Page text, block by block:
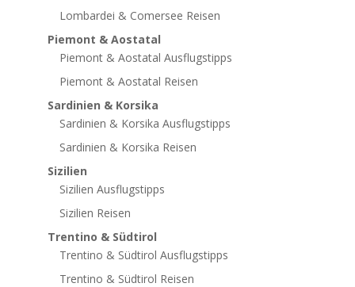
Lombardei & Comersee Reisen
Piemont & Aostatal
Piemont & Aostatal Ausflugstipps
Piemont & Aostatal Reisen
Sardinien & Korsika
Sardinien & Korsika Ausflugstipps
Sardinien & Korsika Reisen
Sizilien
Sizilien Ausflugstipps
Sizilien Reisen
Trentino & Südtirol
Trentino & Südtirol Ausflugstipps
Trentino & Südtirol Reisen